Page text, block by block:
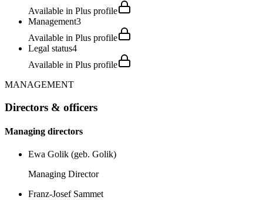
Available in Plus profile
Management3
Available in Plus profile
Legal status4
Available in Plus profile
MANAGEMENT
Directors & officers
Managing directors
Ewa Golik (geb. Golik)
Managing Director
Franz-Josef Sammet